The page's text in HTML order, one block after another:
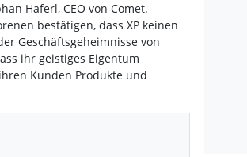
Haferl, CEO von Comet.
bestätigen, dass XP keinen
Geschäftsgeheimnisse von
ihr geistiges Eigentum
Kunden Produkte und